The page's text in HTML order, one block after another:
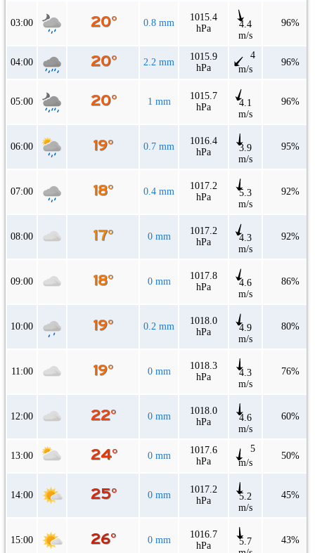
03:00 0.8 mm
1015.4
hPa
4.4
m/s
96%
04:00 2.2 mm
1015.9
hPa
4
m/s
96%
05:00 1 mm
1015.7
hPa
4.1
m/s
96%
06:00 0.7 mm
1016.4
hPa
3.9
m/s
95%
07:00 0.4 mm
1017.2
hPa
5.3
m/s
92%
08:00 0 mm
1017.2
hPa
4.3
m/s
92%
09:00 0 mm
1017.8
hPa
4.6
m/s
86%
10:00 0.2 mm
1018.0
hPa
4.9
m/s
80%
11:00 0 mm
1018.3
hPa
4.3
m/s
76%
12:00 0 mm
1018.0
hPa
4.6
m/s
60%
13:00 0 mm
1017.6
hPa
5
m/s
50%
14:00 0 mm
1017.2
hPa
5.2
m/s
45%
15:00 0 mm
1016.7
hPa
5.7
43%